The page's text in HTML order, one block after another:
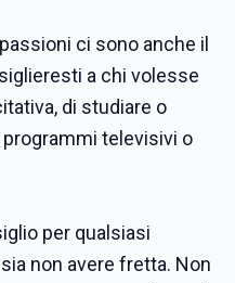
ci sono anche il
a chi volesse
di studiare o
televisivi o
per qualsiasi
non avere fretta. Non